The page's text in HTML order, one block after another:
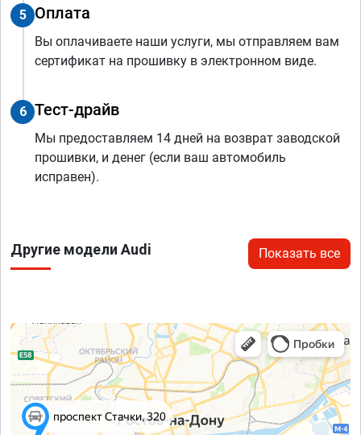
5 Оплата
Вы оплачиваете наши услуги, мы отправляем вам
сертификат на прошивку в электронном виде.
6 Тест-драйв
Мы предоставляем 14 дней на возврат заводской
прошивки, и денег (если ваш автомобиль
исправен).
Другие модели Audi Показать все